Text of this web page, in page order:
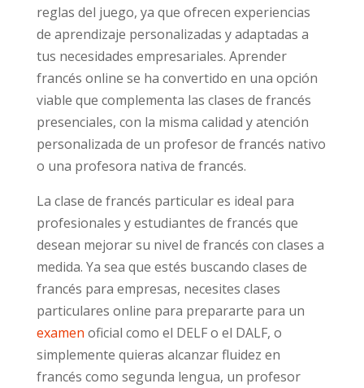
reglas del juego, ya que ofrecen experiencias
de aprendizaje personalizadas y adaptadas a
tus necesidades empresariales. Aprender
francés online se ha convertido en una opción
viable que complementa las clases de francés
presenciales, con la misma calidad y atención
personalizada de un profesor de francés nativo
o una profesora nativa de francés.
La clase de francés particular es ideal para
profesionales y estudiantes de francés que
desean mejorar su nivel de francés con clases a
medida. Ya sea que estés buscando clases de
francés para empresas, necesites clases
particulares online para prepararte para un
examen oficial como el DELF o el DALF, o
simplemente quieras alcanzar fluidez en
francés como segunda lengua, un profesor